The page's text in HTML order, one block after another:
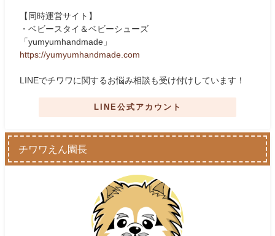
【同時運営サイト】
・ベビースタイ＆ベビーシューズ
「yumyumhandmade」
https://yumyumhandmade.com
LINEでチワワに関するお悩み相談も受け付けしています！
LINE公式アカウント
チワワえん園長